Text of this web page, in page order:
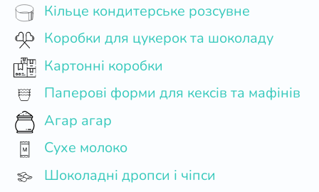
Кільце кондитерське розсувне
Коробки для цукерок та шоколаду
Картонні коробки
Паперові форми для кексів та мафінів
Агар агар
Сухе молоко
Шоколадні дропси і чіпси